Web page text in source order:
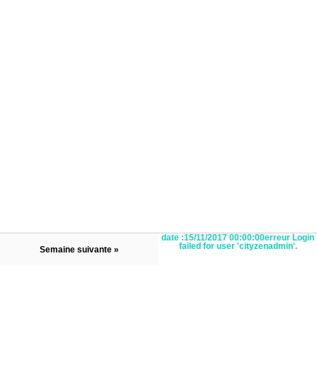
Semaine suivante
date :15/11/2017 00:00:00erreur Login
failed for user 'cityzenadmin'.